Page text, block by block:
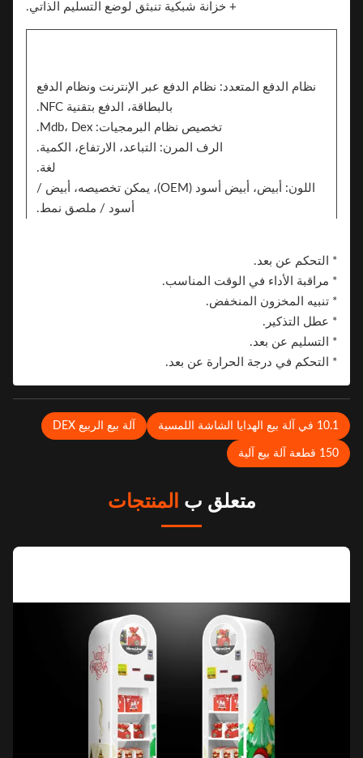
+ خزانة شبكية تنبثق لوضع التسليم الذاتي.
نظام الدفع المتعدد: نظام الدفع عبر الإنترنت ونظام الدفع
بالبطاقة، الدفع بتقنية NFC.
تخصيص نظام البرمجيات: Mdb، Dex.
الرف المرن: التباعد، الارتفاع، الكمية.
اللون: أبيض، أبيض أسود (OEM)، يمكن تخصيصه، أبيض /
أسود / ملصق نمط.
* التحكم عن بعد.
* مراقبة الأداء في الوقت المناسب.
* تنبيه المخزون المنخفض.
* عطل التذكير.
* التسليم عن بعد.
* التحكم في درجة الحرارة عن بعد.
بيع الهدايا الشاشة اللمسية آلة بيع الربيع DEX
آلة بيع آلية
متعلق ب المنتجات